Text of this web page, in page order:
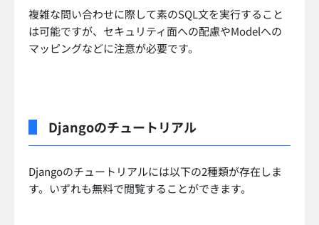
複雑な問い合わせに際して素のSQL文を実行すること
は可能ですが、セキュリティ面への配慮やModelへの
マッピングなどに注意が必要です。
Djangoのチュートリアル
Djangoのチュートリアルには以下の2種類が存在しま
す。いずれも無料で閲覧することができます。